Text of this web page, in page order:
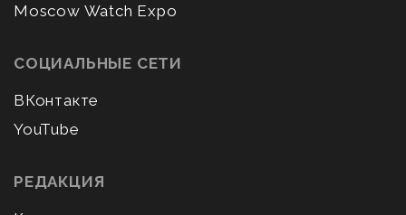
Moscow Watch Expo
СОЦИАЛЬНЫЕ СЕТИ
ВКонтакте
YouTube
РЕДАКЦИЯ